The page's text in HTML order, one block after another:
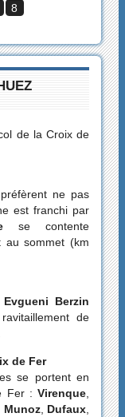
8
de la Croix de
ne pas
est franchi par
se contente
au sommet (km
Evgueni Berzin
de
de Fer
se portent en
Fer :Virenque
Munoz, Dufaux